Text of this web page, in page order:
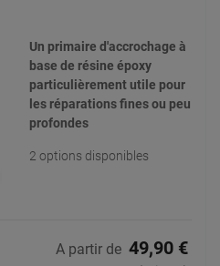
Un primaire d'accrochage à
base de résine époxy
particulièrement utile pour
les réparations fines ou peu
profondes
2 options disponibles
A partir de 49,90 €